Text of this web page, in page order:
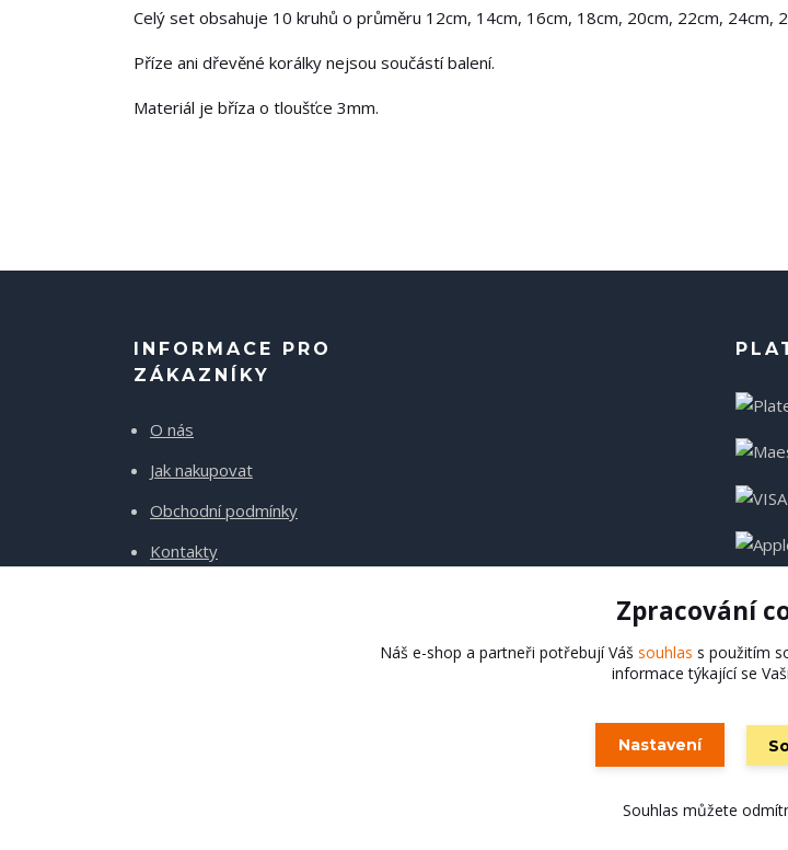
Celý set obsahuje 10 kruhů o průměru 12cm, 14cm, 16cm, 18cm, 20cm, 22cm, 24cm,
Příze ani dřevěné korálky nejsou součástí balení.
Materiál je bříza o tloušťce 3mm.
INFORMACE PRO
ZÁKAZNÍKY
O nás
Jak nakupovat
Obchodní podmínky
Kontakty
Hadladla.cz
Zpracování
Náš e-shop a partneři potřebují Váš souhlas s použitím
informace týkající se
Nastavení
Souhlas můžete